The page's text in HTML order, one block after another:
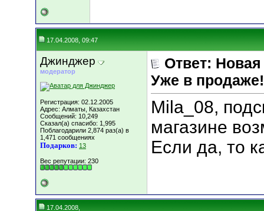
17.04.2008, 09:47
Джинджер
модератор
Регистрация: 02.12.2005
Адрес: Алматы, Казахстан
Сообщений: 10,249
Сказал(а) спасибо: 1,995
Поблагодарили 2,874 раз(а) в
1,471 сообщениях
Подарков: 13
Вес репутации: 230
Ответ:
Уже в продаже!
Mila_08,
магазине
Если да, то
17.04.2008,